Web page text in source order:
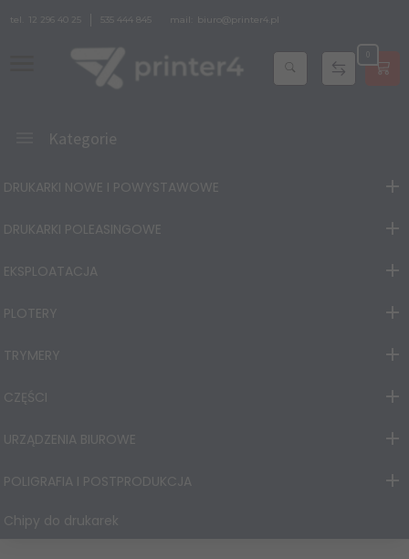
tel. 12 296 40 25 535 444 845 mail: biuro@printer4.pl
Kategorie
DRUKARKI NOWE I POWYSTAWOWE
DRUKARKI POLEASINGOWE
EKSPLOATACJA
PLOTERY
TRYMERY
CZĘŚCI
URZĄDZENIA BIUROWE
POLIGRAFIA I POSTPRODUKCJA
Chipy do drukarek